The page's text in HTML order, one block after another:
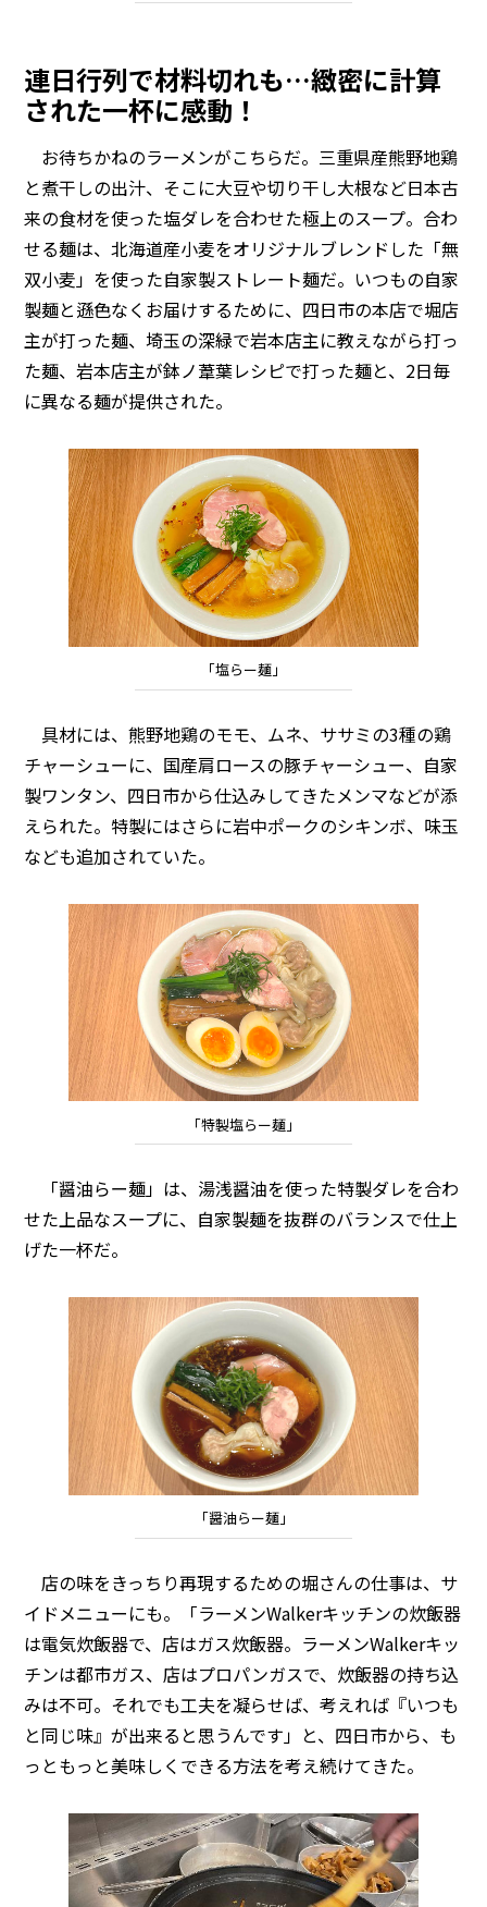
連日行列で材料切れも…緻密に計算
された一杯に感動！
お待ちかねのラーメンがこちらだ。三重県産熊野地鶏
と煮干しの出汁、そこに大豆や切り干し大根など日本古
来の食材を使った塩ダレを合わせた極上のスープ。合わ
せる麺は、北海道産小麦をオリジナルブレンドした「無
双小麦」を使った自家製ストレート麺だ。いつもの自家
製麺と遜色なくお届けするために、四日市の本店で堀店
主が打った麺、埼玉の深緑で岩本店主に教えながら打っ
た麺、岩本店主が鉢ノ葦葉レシピで打った麺と、2日毎
に異なる麺が提供された。
「塩らー麺」
具材には、熊野地鶏のモモ、ムネ、ササミの3種の鶏
チャーシューに、国産肩ロースの豚チャーシュー、自家
製ワンタン、四日市から仕込みしてきたメンマなどが添
えられた。特製にはさらに岩中ポークのシキンボ、味玉
なども追加されていた。
「特製塩らー麺」
「醤油らー麺」は、湯浅醤油を使った特製ダレを合わ
せた上品なスープに、自家製麺を抜群のバランスで仕上
げた一杯だ。
「醤油らー麺」
店の味をきっちり再現するための堀さんの仕事は、サ
イドメニューにも。「ラーメンWalkerキッチンの炊飯器
は電気炊飯器で、店はガス炊飯器。ラーメンWalkerキッ
チンは都市ガス、店はプロパンガスで、炊飯器の持ち込
みは不可。それでも工夫を凝らせば、考えれば『いつも
と同じ味』が出来ると思うんです」と、四日市から、も
っともっと美味しくできる方法を考え続けてきた。